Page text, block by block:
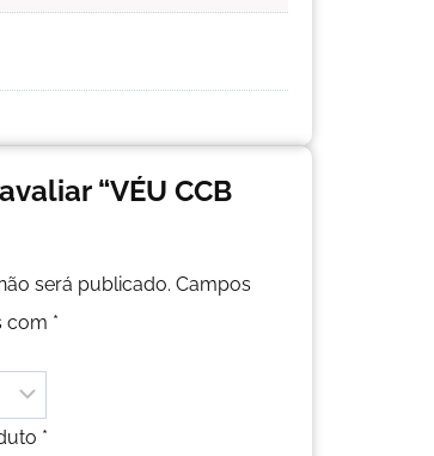
“VÉU CCB
será publicado. Campos
com *
*